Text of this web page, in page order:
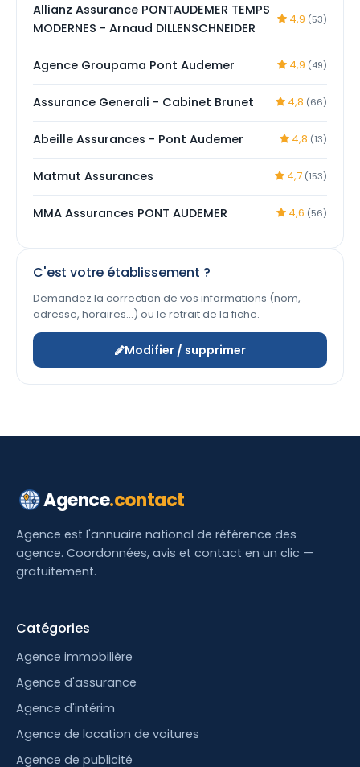
Allianz Assurance PONTAUDEMER TEMPS
MODERNES - Arnaud DILLENSCHNEIDER
4,9 (53)
Agence Groupama Pont Audemer 4,9 (49)
Assurance Generali - Cabinet Brunet 4,8 (66)
Abeille Assurances - Pont Audemer 4,8 (13)
Matmut Assurances 4,7 (153)
MMA Assurances PONT AUDEMER 4,6 (56)
C'est votre établissement ?
Demandez la correction de vos informations (nom,
adresse, horaires…) ou le retrait de la fiche.
Modifier / supprimer
Agence.contact
Agence est l'annuaire national de référence des
agence. Coordonnées, avis et contact en un clic —
gratuitement.
Catégories
Agence immobilière
Agence d'assurance
Agence d'intérim
Agence de location de voitures
Agence de publicité